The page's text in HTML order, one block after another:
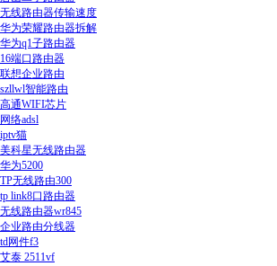
无线路由器传输速度
华为荣耀路由器拆解
华为q1子路由器
16端口路由器
联想企业路由
szllwl智能路由
高通WIFI芯片
网络adsl
iptv猫
美科星无线路由器
华为5200
TP无线路由300
tp link8口路由器
无线路由器wr845
企业路由分线器
td网件f3
艾泰 2511vf